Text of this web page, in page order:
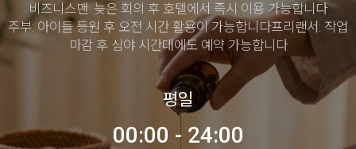
비즈니스맨: 늦은 회의 후 호텔에서 즉시 이용 가능합니다
주부: 아이들 등원 후 오전 시간 활용이 가능합니다프리랜서: 작업
마감 후 심야 시간대에도 예약 가능합니다
평일
00:00 - 24:00